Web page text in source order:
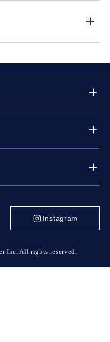
Instagram
Inc. All rights reserved.